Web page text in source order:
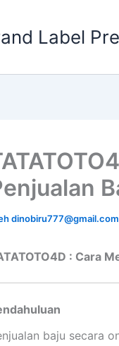
Label
dinobiru777@gmail.com
: Cara
baju secara